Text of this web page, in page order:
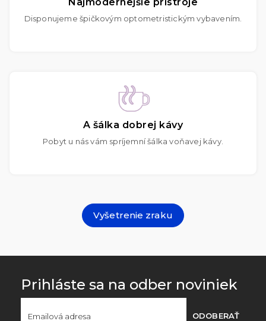
Disponujeme špičkovým optometristickým vybavením.
A šálka dobrej kávy
Pobyt u nás vám spríjemní šálka voňavej kávy.
Vyšetrenie zraku
Prihláste sa na odber noviniek
ODOBERAŤ